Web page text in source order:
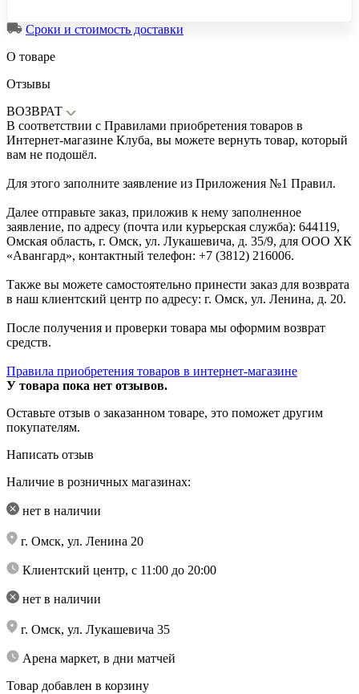
Сроки и стоимость доставки
О товаре
Отзывы
ВОЗВРАТ
В соответствии с Правилами приобретения товаров в
Интернет-магазине Клуба, вы можете вернуть товар, который
вам не подошёл.
Для этого заполните заявление из Приложения №1 Правил.
Далее отправьте заказ, приложив к нему заполненное
заявление, по адресу (почта или курьерская служба): 644119,
Омская область, г. Омск, ул. Лукашевича, д. 35/9, для ООО ХК
«Авангард», контактный телефон: +7 (3812) 216006.
Также вы можете самостоятельно принести заказ для возврата
в наш клиентский центр по адресу: г. Омск, ул. Ленина, д. 20.
После получения и проверки товара мы оформим возврат
средств.
Правила приобретения товаров в интернет-магазине
У товара пока нет отзывов.
Оставьте отзыв о заказанном товаре, это поможет другим
покупателям.
Написать отзыв
Наличие в розничных магазинах:
нет в наличии
г. Омск, ул. Ленина 20
Клиентский центр, с 11:00 до 20:00
нет в наличии
г. Омск, ул. Лукашевича 35
Арена маркет, в дни матчей
Товар добавлен в корзину